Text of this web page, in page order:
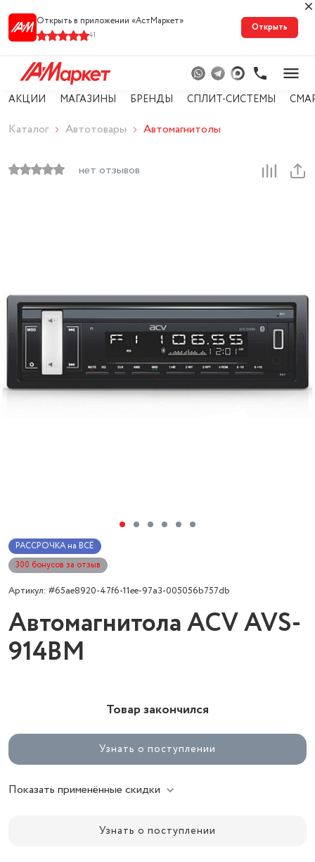
Открыть в приложении «АстМарке‪т‬»
41
Открыть
АКЦИИ МАГАЗИНЫ БРЕНДЫ СПЛИТ-СИСТЕМЫ
Каталог Автотовары Автомагнитолы
нет отзывов
РАССРОЧКА на ВСЁ
300 бонусов за отзыв
Артикул: #65ae8920-47f6-11ee-97a3-005056b757db
Автомагнитола ACV AVS-
914BM
Товар закончился
Узнать о поступлении
Показать применённые скидки
Узнать о поступлении